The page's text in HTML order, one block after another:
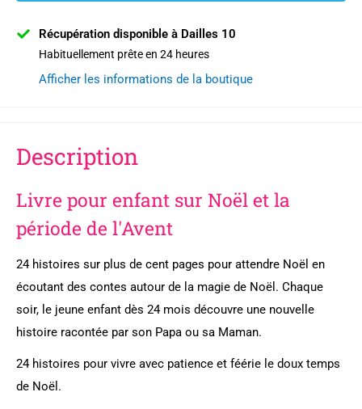
Récupération disponible à Dailles 10
Habituellement prête en 24 heures
Afficher les informations de la boutique
Description
Livre pour enfant sur Noël et la
période de l'Avent
24 histoires sur plus de cent pages pour attendre Noël en
écoutant des contes autour de la magie de Noël. Chaque
soir, le jeune enfant dès 24 mois découvre une nouvelle
histoire racontée par son Papa ou sa Maman.
24 histoires pour vivre avec patience et féérie le doux temps
de Noël.